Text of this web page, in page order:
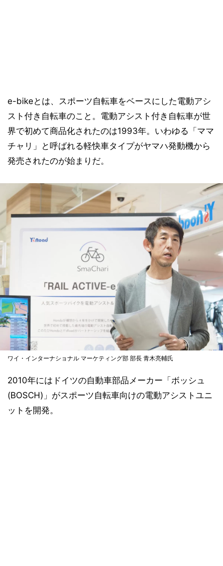
e-bikeとは、スポーツ自転車をベースにした電動アシ
スト付き自転車のこと。電動アシスト付き自転車が世
界で初めて商品化されたのは1993年。いわゆる「ママ
チャリ」と呼ばれる軽快車タイプがヤマハ発動機から
発売されたのが始まりだ。
ワイ・インターナショナル マーケティング部 部長 青木亮輔氏
2010年にはドイツの自動車部品メーカー「ボッシュ
(BOSCH)」がスポーツ自転車向けの電動アシストユニ
ットを開発。